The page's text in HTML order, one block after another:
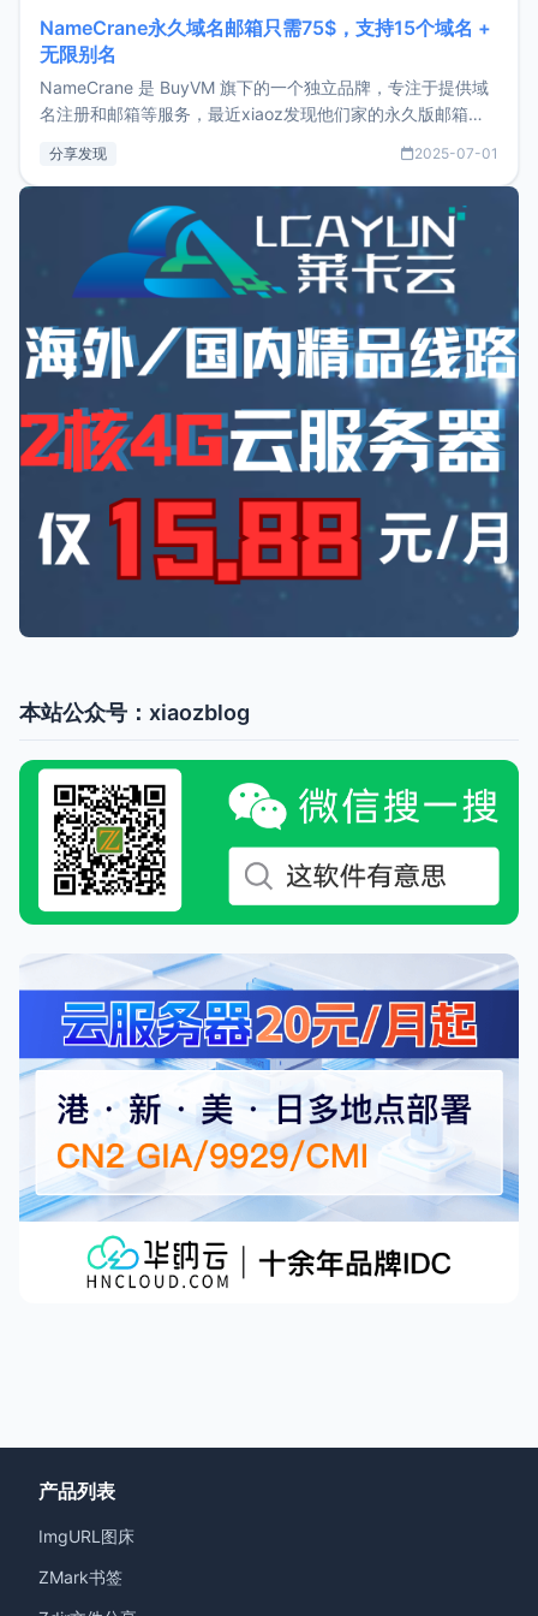
NameCrane永久域名邮箱只需75$，支持15个域名 +
无限别名
NameCrane 是 BuyVM 旗下的一个独立品牌，专注于提供域
名注册和邮箱等服务，最近xiaoz发现他们家的永久版邮箱服
又实惠的域名邮箱，不妨尝试一下 NameCrane。注册
NameCraneNameCrane不支持直接注册，必须要购买
分享发现 2025-07-01
本站公众号：xiaozblog
产品列表
ImgURL图床
ZMark书签